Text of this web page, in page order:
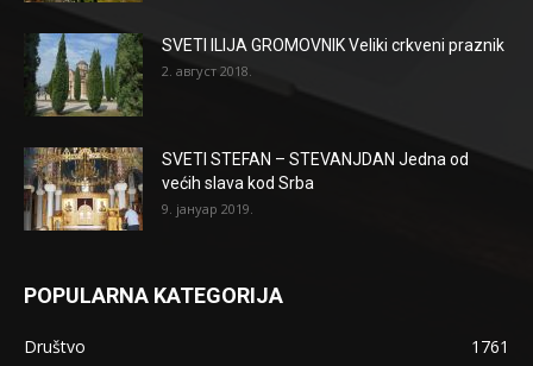
SVETI ILIJA GROMOVNIK Veliki crkveni praznik
2. август 2018.
SVETI STEFAN – STEVANJDAN Jedna od
većih slava kod Srba
9. јануар 2019.
POPULARNA KATEGORIJA
Društvo
1761